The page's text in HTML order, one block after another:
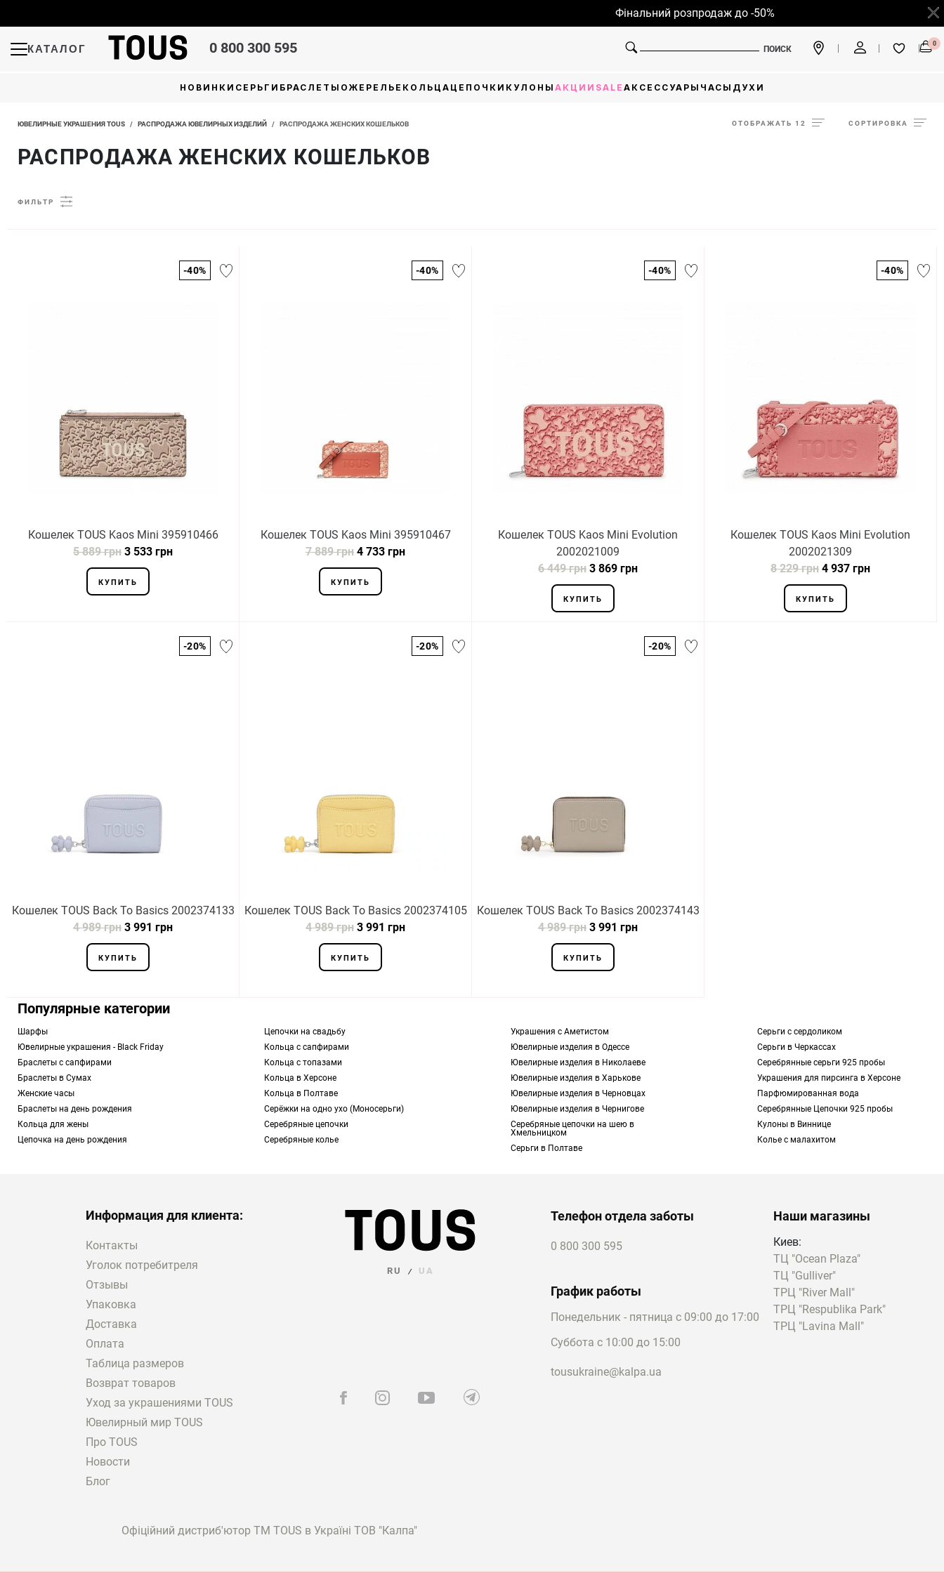
Фінальний розпродаж до -50%
КАТАЛОГ 0 800 300 595 ПОИСК
0
НОВИНКИ СЕРЬГИ БРАСЛЕТЫ ОЖЕРЕЛЬЕ КОЛЬЦА ЦЕПОЧКИ КУЛОНЫ АКЦИИ SALE АКСЕССУАРЫ ЧАСЫ ДУХИ
ЮВЕЛИРНЫЕ УКРАШЕНИЯ TOUS / РАСПРОДАЖА ЮВЕЛИРНЫХ ИЗДЕЛИЙ / РАСПРОДАЖА ЖЕНСКИХ КОШЕЛЬКОВ
РАСПРОДАЖА ЖЕНСКИХ КОШЕЛЬКОВ
ОТОБРАЖАТЬ 12 СОРТИРОВКА
ФИЛЬТР
-40%
Кошелек TOUS Kaos Mini 395910466
5 889 грн 3 533 грн
КУПИТЬ
-40%
Кошелек TOUS Kaos Mini 395910467
7 889 грн 4 733 грн
КУПИТЬ
-40%
Кошелек TOUS Kaos Mini Evolution
2002021009
6 449 грн 3 869 грн
КУПИТЬ
-40%
Кошелек TOUS Kaos Mini Evolution
2002021309
8 229 грн 4 937 грн
КУПИТЬ
-20%
Кошелек TOUS Back To Basics 2002374133
4 989 грн 3 991 грн
КУПИТЬ
-20%
Кошелек TOUS Back To Basics 2002374105
4 989 грн 3 991 грн
КУПИТЬ
-20%
Кошелек TOUS Back To Basics 2002374143
4 989 грн 3 991 грн
КУПИТЬ
Популярные категории
Шарфы
Ювелирные украшения - Black Friday
Браслеты с сапфирами
Браслеты в Сумах
Женские часы
Браслеты на день рождения
Кольца для жены
Цепочка на день рождения
Цепочки на свадьбу
Кольца с сапфирами
Кольца с топазами
Кольца в Херсоне
Кольца в Полтаве
Серёжки на одно ухо (Моносерьги)
Серебряные цепочки
Серебряные колье
Украшения с Аметистом
Ювелирные изделия в Одессе
Ювелирные изделия в Николаеве
Ювелирные изделия в Харькове
Ювелирные изделия в Черновцах
Ювелирные изделия в Чернигове
Серебряные цепочки на шею в
Хмельницком
Серьги в Полтаве
Серьги с сердоликом
Серьги в Черкассах
Серебрянные серьги 925 пробы
Украшения для пирсинга в Херсоне
Парфюмированная вода
Серебрянные Цепочки 925 пробы
Кулоны в Виннице
Колье с малахитом
Информация для клиента:
Контакты
Уголок потребитреля
Отзывы
Упаковка
Доставка
Оплата
Таблица размеров
Возврат товаров
Уход за украшениями TOUS
Ювелирный мир TOUS
Про TOUS
Новости
Блог
RU / UA
Телефон отдела заботы
0 800 300 595
График работы
Понедельник - пятница с 09:00 до 17:00
Суббота с 10:00 до 15:00
tousukraine@kalpa.ua
Наши магазины
Киев:
ТЦ "Ocean Plaza"
ТЦ "Gulliver"
ТРЦ "River Mall"
ТРЦ "Respublika Park"
ТРЦ "Lavina Mall"
Офіційний дистриб'ютор ТМ TOUS в Україні ТОВ "Калпа"